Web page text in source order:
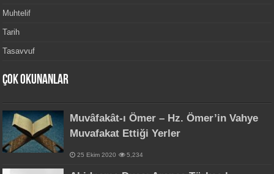
Muhtelif
Tarih
Tasavvuf
Çok Okunanlar
Muvâfakât-ı Ömer – Hz. Ömer’in Vahye
Muvafakat Ettiği Yerler
25 Ekim 2020 5,234